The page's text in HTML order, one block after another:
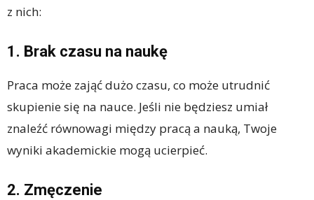
z nich:
1. Brak czasu na naukę
Praca może zająć dużo czasu, co może utrudnić
skupienie się na nauce. Jeśli nie będziesz umiał
znaleźć równowagi między pracą a nauką, Twoje
wyniki akademickie mogą ucierpieć.
2. Zmęczenie